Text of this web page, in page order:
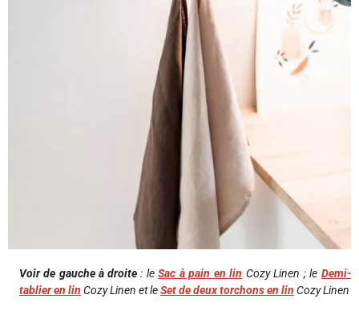
Voir de gauche à droite : le Sac à pain en lin Cozy Linen ; le Demi-
tablier en lin Cozy Linen et leSet de deux torchons en lin Cozy Linen